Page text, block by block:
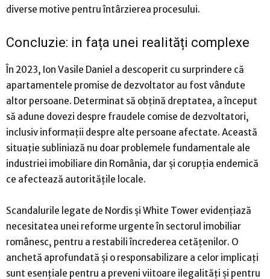
diverse motive pentru întârzierea procesului.
Concluzie: in fața unei realități complexe
În 2023, Ion Vasile Daniel a descoperit cu surprindere că
apartamentele promise de dezvoltator au fost vândute
altor persoane. Determinat să obțină dreptatea, a început
să adune dovezi despre fraudele comise de dezvoltatori,
inclusiv informații despre alte persoane afectate. Această
situație subliniază nu doar problemele fundamentale ale
industriei imobiliare din România, dar și corupția endemică
ce afectează autoritățile locale.
Scandalurile legate de Nordis și White Tower evidențiază
necesitatea unei reforme urgente în sectorul imobiliar
românesc, pentru a restabili încrederea cetățenilor. O
anchetă aprofundată și o responsabilizare a celor implicați
sunt esențiale pentru a preveni viitoare ilegalități și pentru